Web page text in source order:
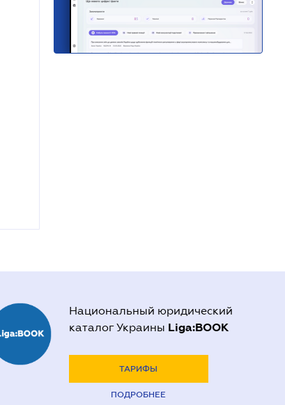
Национальный юридический
каталог Украины Liga:BOOK
ТАРИФЫ
ПОДРОБНЕЕ